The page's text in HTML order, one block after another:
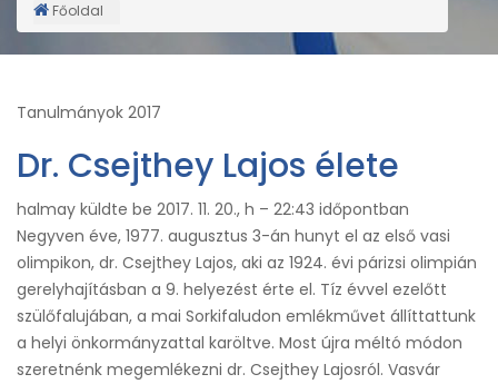
Morzsa
Főoldal
Tanulmányok 2017
Dr. Csejthey Lajos élete
halmay küldte be 2017. 11. 20., h – 22:43 időpontban
Negyven éve, 1977. augusztus 3-án hunyt el az első vasi
olimpikon, dr. Csejthey Lajos, aki az 1924. évi párizsi olimpián
gerelyhajításban a 9. helyezést érte el. Tíz évvel ezelőtt
szülőfalujában, a mai Sorkifaludon emlékművet állíttattunk
a helyi önkormányzattal karöltve. Most újra méltó módon
szeretnénk megemlékezni dr. Csejthey Lajosról. Vasvár